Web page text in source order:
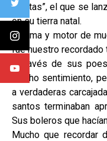
Poetas”, el que se
en su tierra natal.
El alma y motor de
fue nuestro recordado
a través de sus
mucho sentimiento,
a verdaderas
santos terminaban
Sus boleros que
Mucho que recordar